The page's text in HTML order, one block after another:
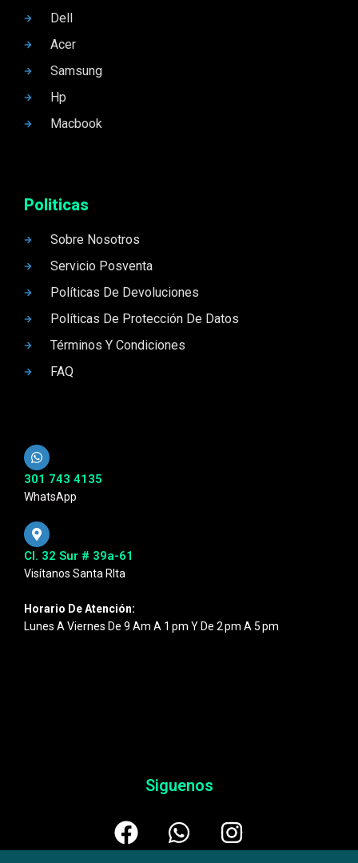
Dell
Acer
Samsung
Hp
Macbook
Politicas
Sobre Nosotros
Servicio Posventa
Políticas De Devoluciones
Políticas De Protección De Datos
Términos Y Condiciones
FAQ
301 743 4135
WhatsApp
Cl. 32 Sur # 39a-61
Visítanos Santa RIta
Horario De Atención:
Lunes A Viernes De 9 Am A 1 Pm Y De 2 Pm A 5 Pm
Siguenos